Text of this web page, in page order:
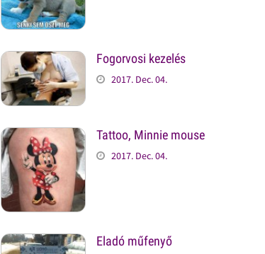
Fogorvosi kezelés
2017. Dec. 04.
Tattoo, Minnie mouse
2017. Dec. 04.
Eladó műfenyő